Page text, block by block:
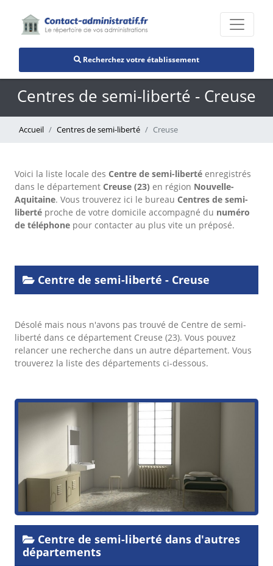
Recherchez votre établissement
Centres de semi-liberté - Creuse
Accueil Centres de semi-liberté Creuse
Voici la liste locale des Centre de semi-liberté enregistrés
dans le département Creuse (23) en région Nouvelle-
Aquitaine. Vous trouverez ici le bureau Centres de semi-
liberté proche de votre domicile accompagné du numéro
de téléphone pour contacter au plus vite un préposé.
Centre de semi-liberté - Creuse
Désolé mais nous n'avons pas trouvé de Centre de semi-
liberté dans ce département Creuse (23). Vous pouvez
relancer une recherche dans un autre département. Vous
trouverez la liste des départements ci-dessous.
Centre de semi-liberté dans d'autres
départements